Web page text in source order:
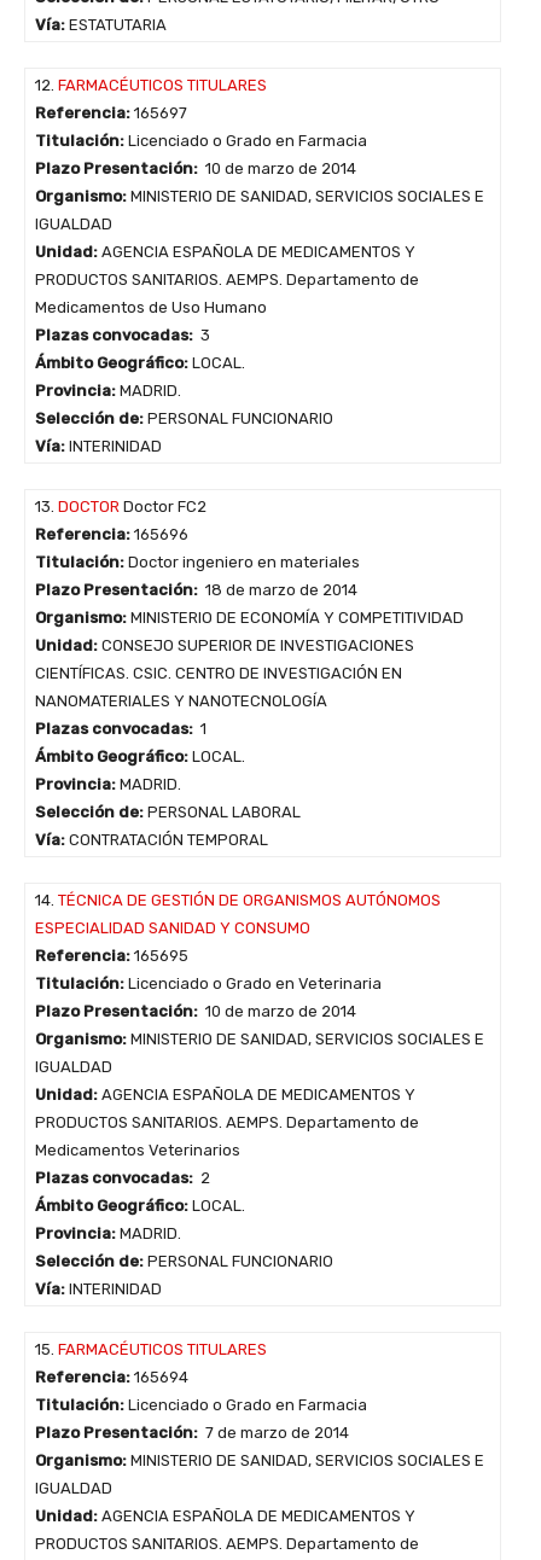
Vía: ESTATUTARIA
12. FARMACÉUTICOS TITULARES
Referencia: 165697
Titulación: Licenciado o Grado en Farmacia
Plazo Presentación: 10 de marzo de 2014
Organismo: MINISTERIO DE SANIDAD, SERVICIOS SOCIALES E
IGUALDAD
Unidad: AGENCIA ESPAÑOLA DE MEDICAMENTOS Y
PRODUCTOS SANITARIOS. AEMPS. Departamento de
Medicamentos de Uso Humano
Plazas convocadas: 3
Ámbito Geográfico: LOCAL.
Provincia: MADRID.
Selección de: PERSONAL FUNCIONARIO
Vía: INTERINIDAD
13. DOCTOR Doctor FC2
Referencia: 165696
Titulación: Doctor ingeniero en materiales
Plazo Presentación: 18 de marzo de 2014
Organismo: MINISTERIO DE ECONOMÍA Y COMPETITIVIDAD
Unidad: CONSEJO SUPERIOR DE INVESTIGACIONES
CIENTÍFICAS. CSIC. CENTRO DE INVESTIGACIÓN EN
NANOMATERIALES Y NANOTECNOLOGÍA
Plazas convocadas: 1
Ámbito Geográfico: LOCAL.
Provincia: MADRID.
Selección de: PERSONAL LABORAL
Vía: CONTRATACIÓN TEMPORAL
14. TÉCNICA DE GESTIÓN DE ORGANISMOS AUTÓNOMOS
ESPECIALIDAD SANIDAD Y CONSUMO
Referencia: 165695
Titulación: Licenciado o Grado en Veterinaria
Plazo Presentación: 10 de marzo de 2014
Organismo: MINISTERIO DE SANIDAD, SERVICIOS SOCIALES E
IGUALDAD
Unidad: AGENCIA ESPAÑOLA DE MEDICAMENTOS Y
PRODUCTOS SANITARIOS. AEMPS. Departamento de
Medicamentos Veterinarios
Plazas convocadas: 2
Ámbito Geográfico: LOCAL.
Provincia: MADRID.
Selección de: PERSONAL FUNCIONARIO
Vía: INTERINIDAD
15. FARMACÉUTICOS TITULARES
Referencia: 165694
Titulación: Licenciado o Grado en Farmacia
Plazo Presentación: 7 de marzo de 2014
Organismo: MINISTERIO DE SANIDAD, SERVICIOS SOCIALES E
IGUALDAD
Unidad: AGENCIA ESPAÑOLA DE MEDICAMENTOS Y
PRODUCTOS SANITARIOS. AEMPS. Departamento de